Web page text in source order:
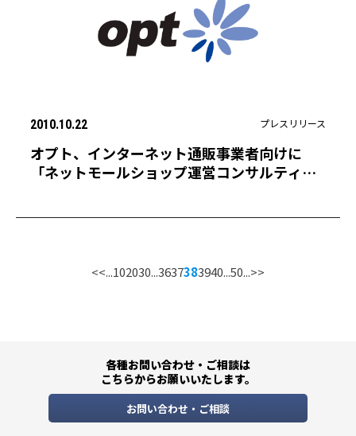
2010.10.22 プレスリリース
オプト、インターネット通販事業者向けに
「ネットモールショップ運営コンサルティン
<<...102030...3637383940...50...>>
各種お問い合わせ・ご相談は
こちらからお願いいたします。
お問い合わせ・ご相談